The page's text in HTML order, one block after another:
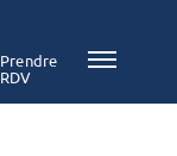
Prendre
RDV